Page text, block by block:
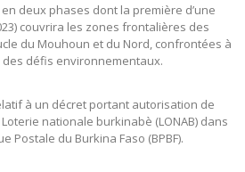
deux phases dont la première d’une
couvrira les zones frontalières des
du Mouhoun et du Nord, confrontées à
défis environnementaux.
à un décret portant autorisation de
nationale burkinabè (LONAB) dans
Postale du Burkina Faso (BPBF).